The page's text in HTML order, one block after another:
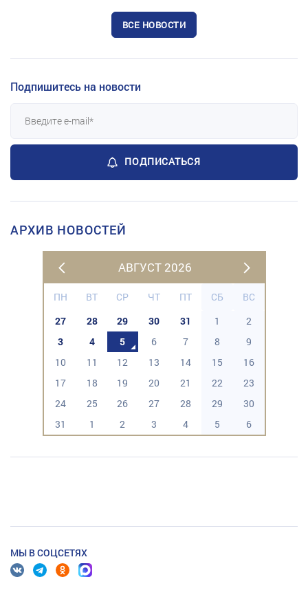
ВСЕ НОВОСТИ
Подпишитесь на новости
ПОДПИСАТЬСЯ
АРХИВ НОВОСТЕЙ
АВГУСТ 2026
ПН ВТ СР ЧТ ПТ СБ
ВС
27
28 29 30 31 1
2
3
4 5 6 7 8
9
10
11 12 13 14 15
16
17
18 19 20 21 22
23
24
25 26 27 28 29
30
31
1 2 3 4 5 6
МЫ В СОЦСЕТЯХ